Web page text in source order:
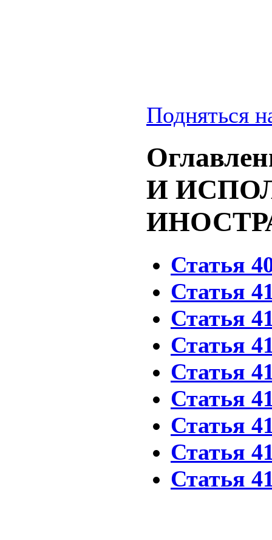
Подняться
И
Статья
Статья
Статья
Статья
Статья
Статья
Статья
Статья
Статья